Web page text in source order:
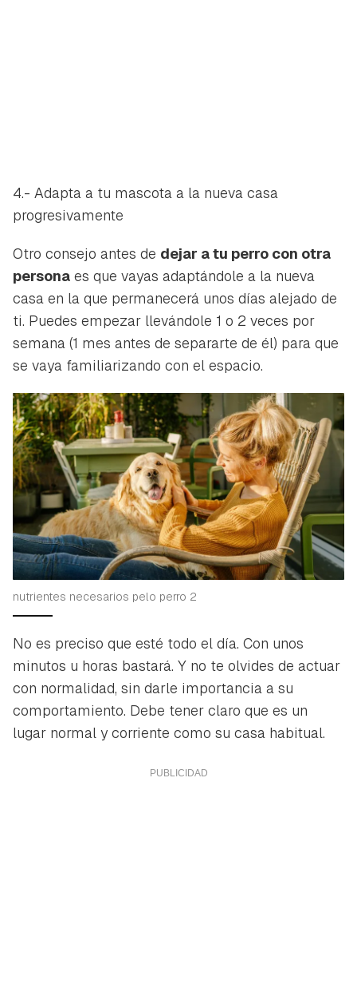
4.- Adapta a tu mascota a la nueva casa
progresivamente
Otro consejo antes de dejar a tu perro con otra
persona es que vayas adaptándole a la nueva
casa en la que permanecerá unos días alejado de
ti. Puedes empezar llevándole 1 o 2 veces por
semana (1 mes antes de separarte de él) para que
se vaya familiarizando con el espacio.
nutrientes necesarios pelo perro 2
No es preciso que esté todo el día. Con unos
minutos u horas bastará. Y no te olvides de actuar
con normalidad, sin darle importancia a su
comportamiento. Debe tener claro que es un
lugar normal y corriente como su casa habitual.